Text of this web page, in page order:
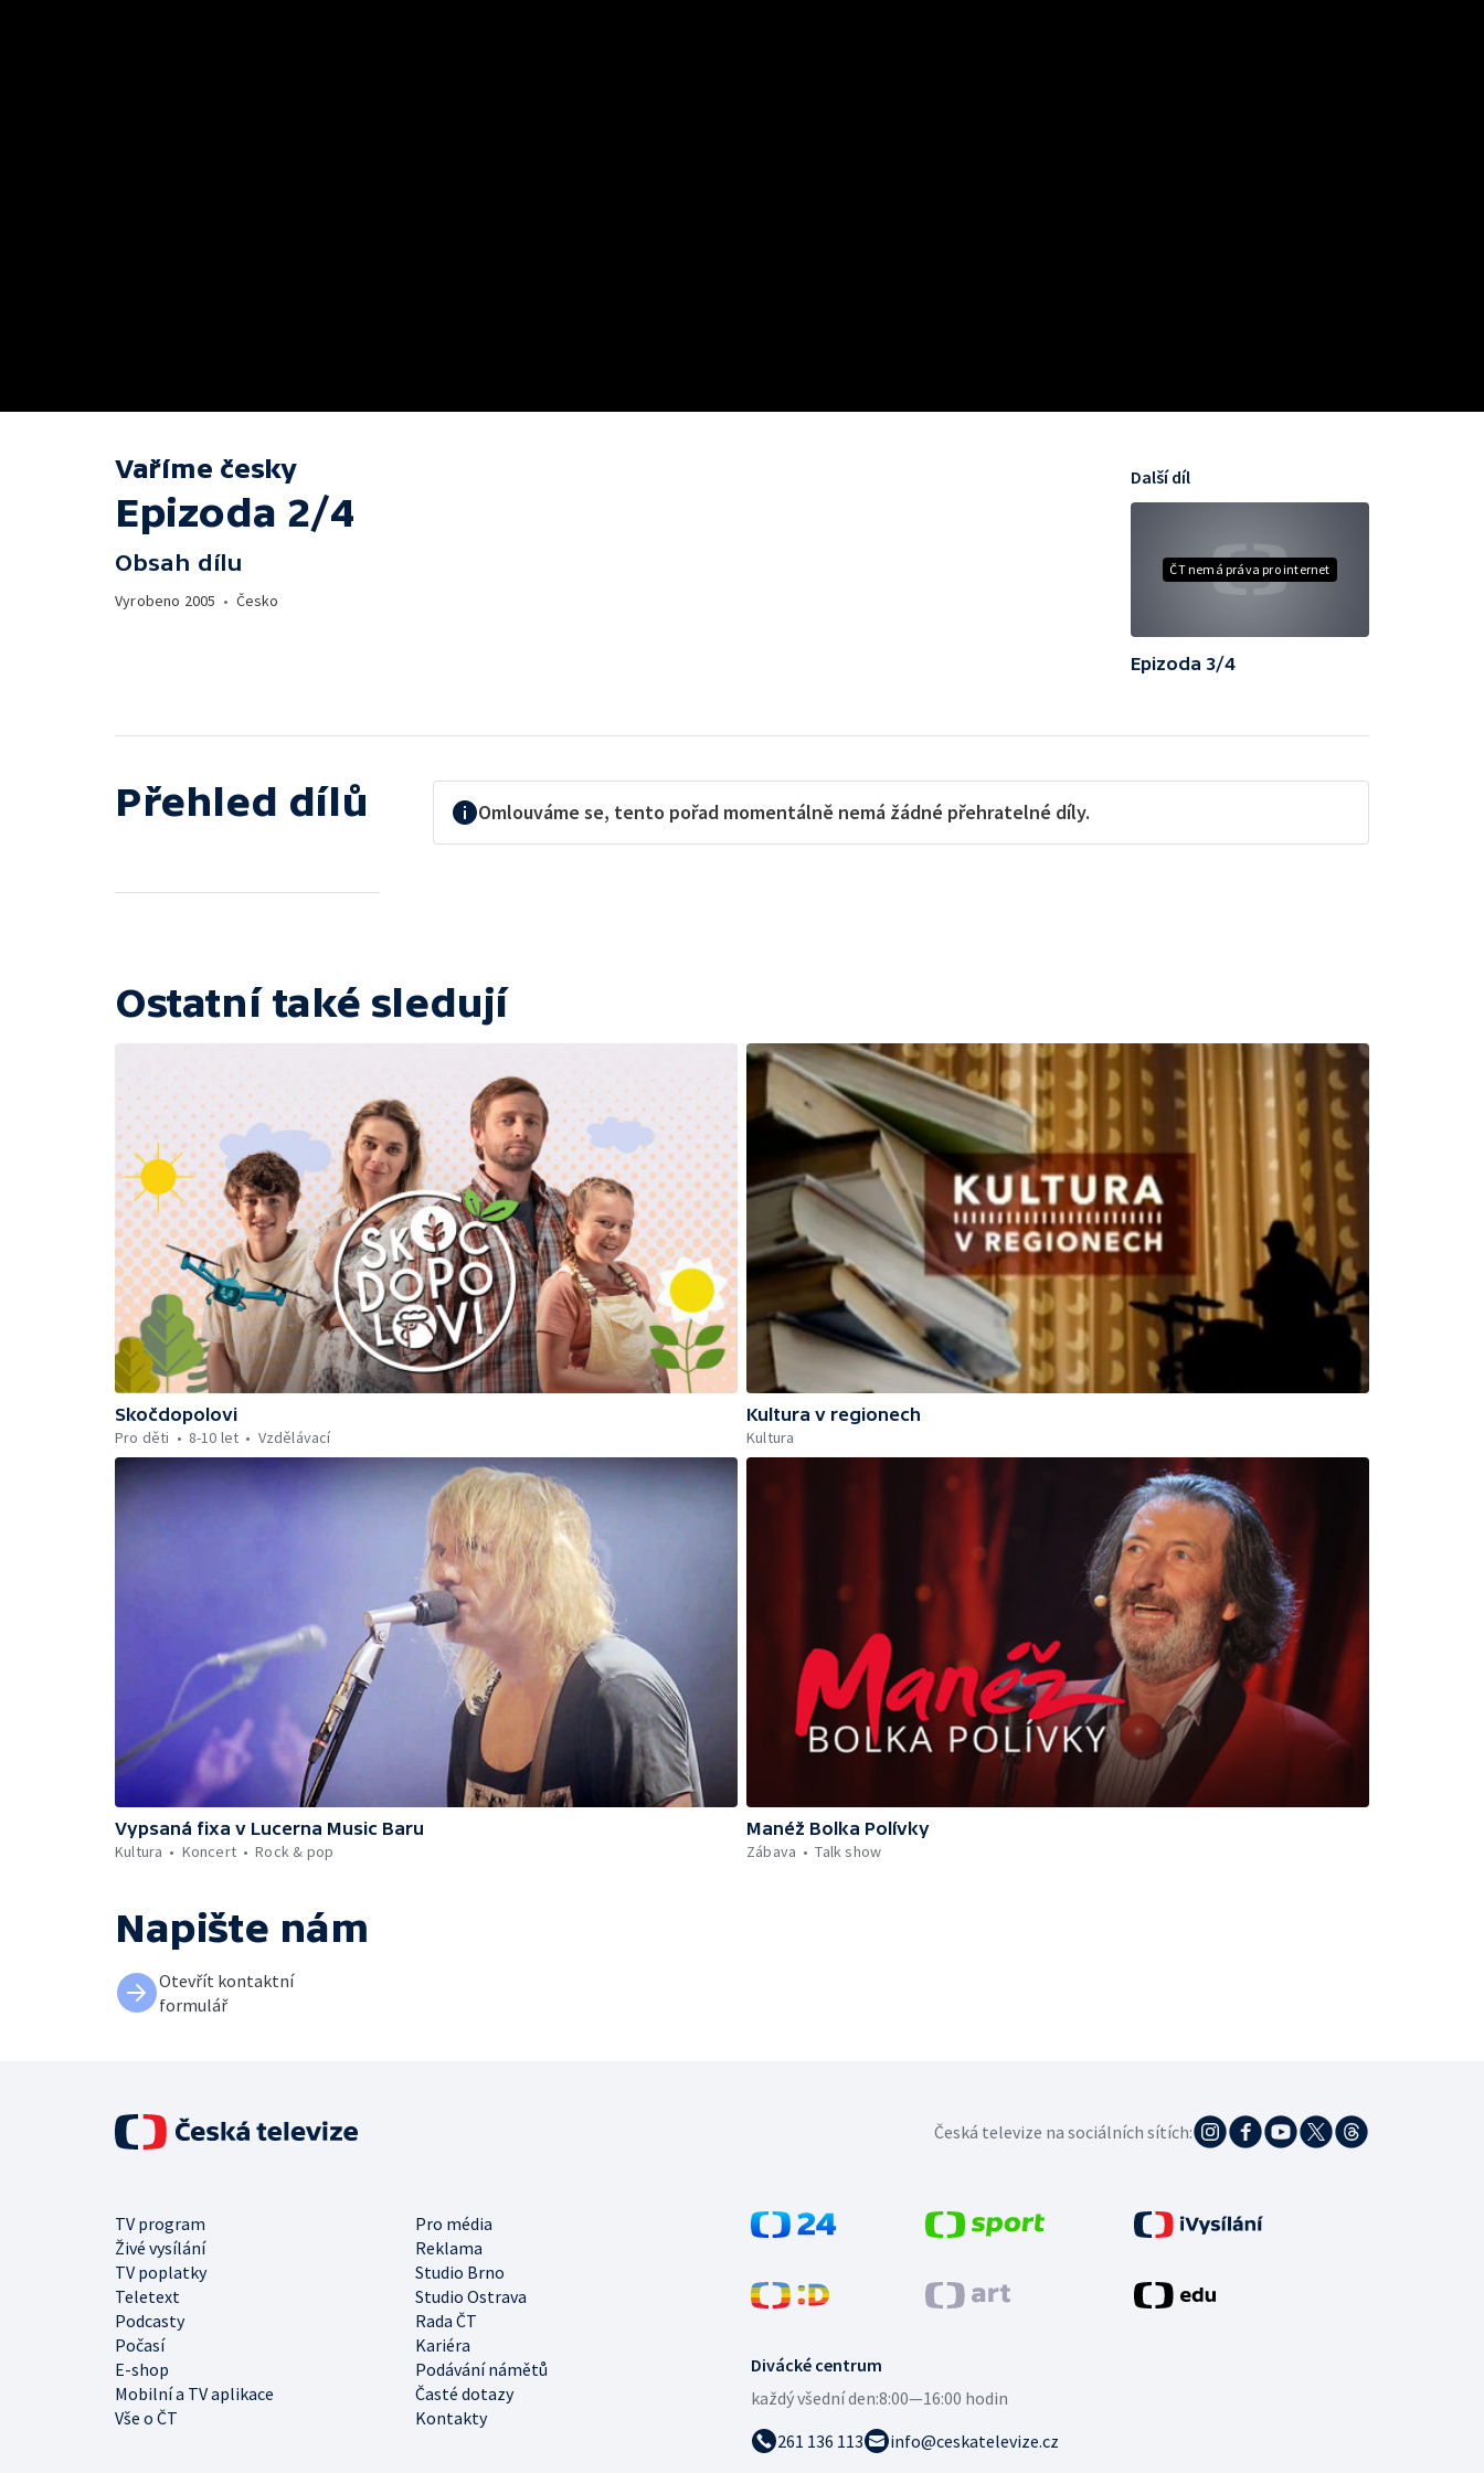
Vaříme česky
Epizoda 2/4
Obsah dílu
Vyrobeno 2005 • Česko
ČT nemá práva pro internet
Další díl
Epizoda 3/4
Přehled dílů Omlouváme se, tento pořad momentálně nemá žádné přehratelné díly.
Ostatní také sledují
Skočdopolovi
Pro děti
8-10 let Vzdělávací
Kultura v regionech
Kultura
Vypsaná fixa v Lucerna Music Baru
Kultura
Koncert Rock & pop
Manéž Bolka Polívky
Zábava
Talk show
Napište nám
Otevřít kontaktní
formulář
Divácké centrum
každý všední den:8:00—16:00 hodin
261 136 113
info@ceskatelevize.cz
TV program
Pro média
Živé vysílání
Reklama
TV poplatky
Studio Brno
Teletext
Studio Ostrava
Podcasty
Rada ČT
Počasí
Kariéra
E-shop
Podávání námětů
Mobilní a TV aplikace
Časté dotazy
Vše o ČT
Kontakty
Česká televize na sociálních sítích: